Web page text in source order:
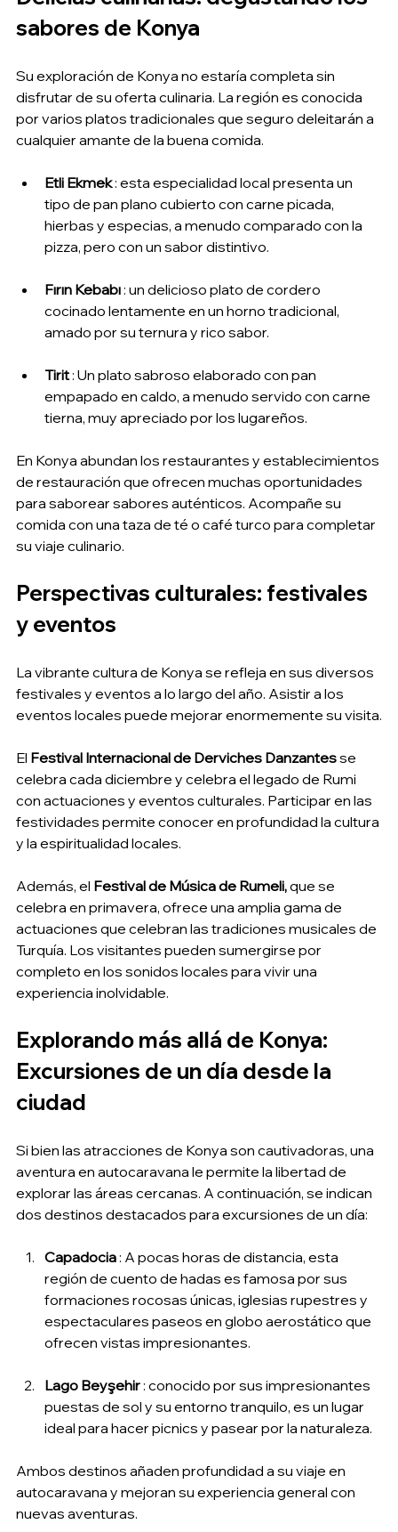
sabores de Konya
Su exploración de Konya no estaría completa sin
disfrutar de su oferta culinaria. La región es conocida
por varios platos tradicionales que seguro deleitarán a
cualquier amante de la buena comida.
Etli Ekmek : esta especialidad local presenta un
tipo de pan plano cubierto con carne picada,
hierbas y especias, a menudo comparado con la
pizza, pero con un sabor distintivo.
Fırın Kebabı : un delicioso plato de cordero
cocinado lentamente en un horno tradicional,
amado por su ternura y rico sabor.
Tirit : Un plato sabroso elaborado con pan
empapado en caldo, a menudo servido con carne
tierna, muy apreciado por los lugareños.
En Konya abundan los restaurantes y establecimientos
de restauración que ofrecen muchas oportunidades
para saborear sabores auténticos. Acompañe su
comida con una taza de té o café turco para completar
su viaje culinario.
Perspectivas culturales: festivales
y eventos
La vibrante cultura de Konya se refleja en sus diversos
festivales y eventos a lo largo del año. Asistir a los
eventos locales puede mejorar enormemente su visita.
El Festival Internacional de Derviches Danzantes se
celebra cada diciembre y celebra el legado de Rumi
con actuaciones y eventos culturales. Participar en las
festividades permite conocer en profundidad la cultura
y la espiritualidad locales.
Además, el Festival de Música de Rumeli, que se
celebra en primavera, ofrece una amplia gama de
actuaciones que celebran las tradiciones musicales de
Turquía. Los visitantes pueden sumergirse por
completo en los sonidos locales para vivir una
experiencia inolvidable.
Explorando más allá de Konya:
Excursiones de un día desde la
ciudad
Si bien las atracciones de Konya son cautivadoras, una
aventura en autocaravana le permite la libertad de
explorar las áreas cercanas. A continuación, se indican
dos destinos destacados para excursiones de un día:
Capadocia : A pocas horas de distancia, esta
región de cuento de hadas es famosa por sus
formaciones rocosas únicas, iglesias rupestres y
espectaculares paseos en globo aerostático que
ofrecen vistas impresionantes.
Lago Beyşehir : conocido por sus impresionantes
puestas de sol y su entorno tranquilo, es un lugar
ideal para hacer picnics y pasear por la naturaleza.
Ambos destinos añaden profundidad a su viaje en
autocaravana y mejoran su experiencia general con
nuevas aventuras.